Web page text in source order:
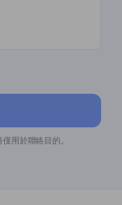
用於聯絡目的。